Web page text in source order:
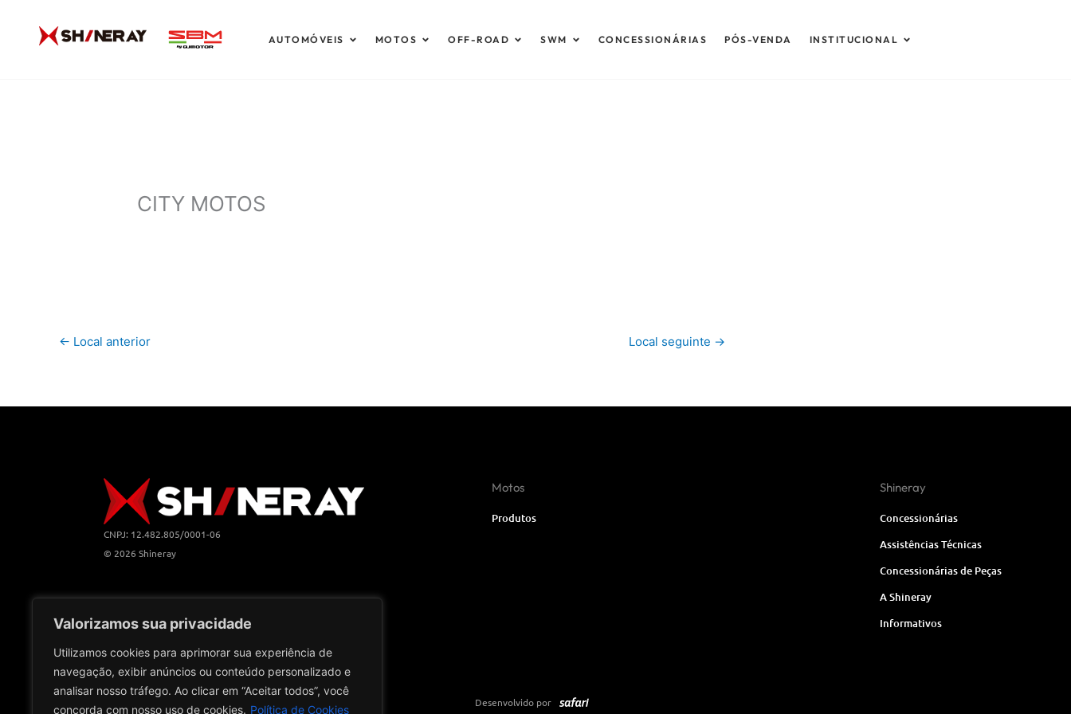
Valorizamos sua privacidade
Utilizamos cookies para aprimorar sua experiência de
navegação, exibir anúncios ou conteúdo personalizado e
analisar nosso tráfego. Ao clicar em “Aceitar todos”, você
concorda com nosso uso de cookies. Política de Cookies
AUTOMÓVEIS Abrir Automóveis
MOTOS Abrir Motos
OFF-ROAD Abrir Off-Road
SWM Abrir SWM
CONCESSIONÁRIAS PÓS-VENDA INSTITUCIONAL Abrir Institucional
CITY MOTOS
← Local anterior Local seguinte →
CNPJ: 12.482.805/0001-06
© 2026 Shineray
Motos
Produtos
Shineray
Concessionárias
Assistências Técnicas
Concessionárias de Peças
A Shineray
Informativos
Desenvolvido por